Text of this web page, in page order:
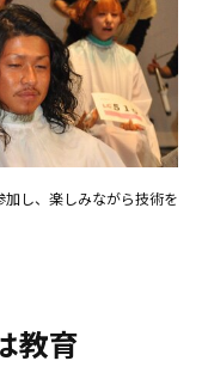
し、楽しみながら技術を
教育